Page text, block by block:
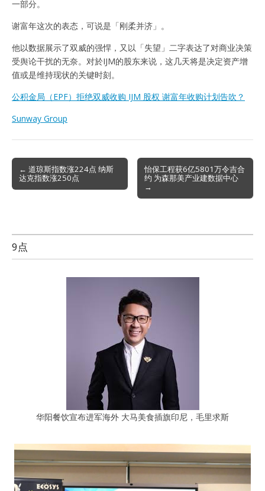
一部分。
谢富年这次的表态，可说是「刚柔并济」。
他以数据展示了双威的强悍，又以「失望」二字表达了对商业决策
受舆论干扰的无奈。对於IJM的股东来说，这几天将是决定资产增
值或是维持现状的关键时刻。
公积金局（EPF）拒绝双威收购 IJM 股权 谢富年收购计划告吹？
Sunway Group
Post
navigation
← 道琼斯指数涨224点 纳斯
达克指数涨250点
怡保工程获6亿5801万令吉合
约 为森那美产业建数据中心
→
9点
华阳餐饮宣布进军海外 大马美食插旗印尼，毛里求斯